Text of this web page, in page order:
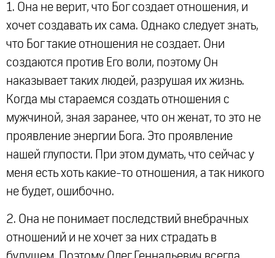
1. Она не верит, что Бог создает отношения, и
хочет создавать их сама. Однако следует знать,
что Бог такие отношения не создает. Они
создаются против Его воли, поэтому Он
наказывает таких людей, разрушая их жизнь.
Когда мы стараемся создать отношения с
мужчиной, зная заранее, что он женат, то это не
проявление энергии Бога. Это проявление
нашей глупости. При этом думать, что сейчас у
меня есть хоть какие-то отношения, а так никого
не будет, ошибочно.
2. Она не понимает последствий внебрачных
отношений и не хочет за них страдать в